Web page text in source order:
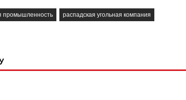
промышленность распадская угольная компания